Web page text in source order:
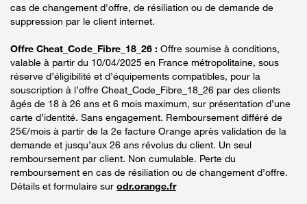
cas de changement d'offre, de résiliation ou de demande de
suppression par le client internet.
Offre Cheat_Code_Fibre_18_26 : Offre soumise à conditions,
valable à partir du 10/04/2025 en France métropolitaine, sous
réserve d’éligibilité et d’équipements compatibles, pour la
souscription à l’offre Cheat_Code_Fibre_18_26 par des clients
âgés de 18 à 26 ans et 6 mois maximum, sur présentation d’une
carte d’identité. Sans engagement. Remboursement différé de
25€/mois à partir de la 2e facture Orange après validation de la
demande et jusqu’aux 26 ans révolus du client. Un seul
remboursement par client. Non cumulable. Perte du
remboursement en cas de résiliation ou de changement d’offre.
Détails et formulaire sur odr.orange.fr